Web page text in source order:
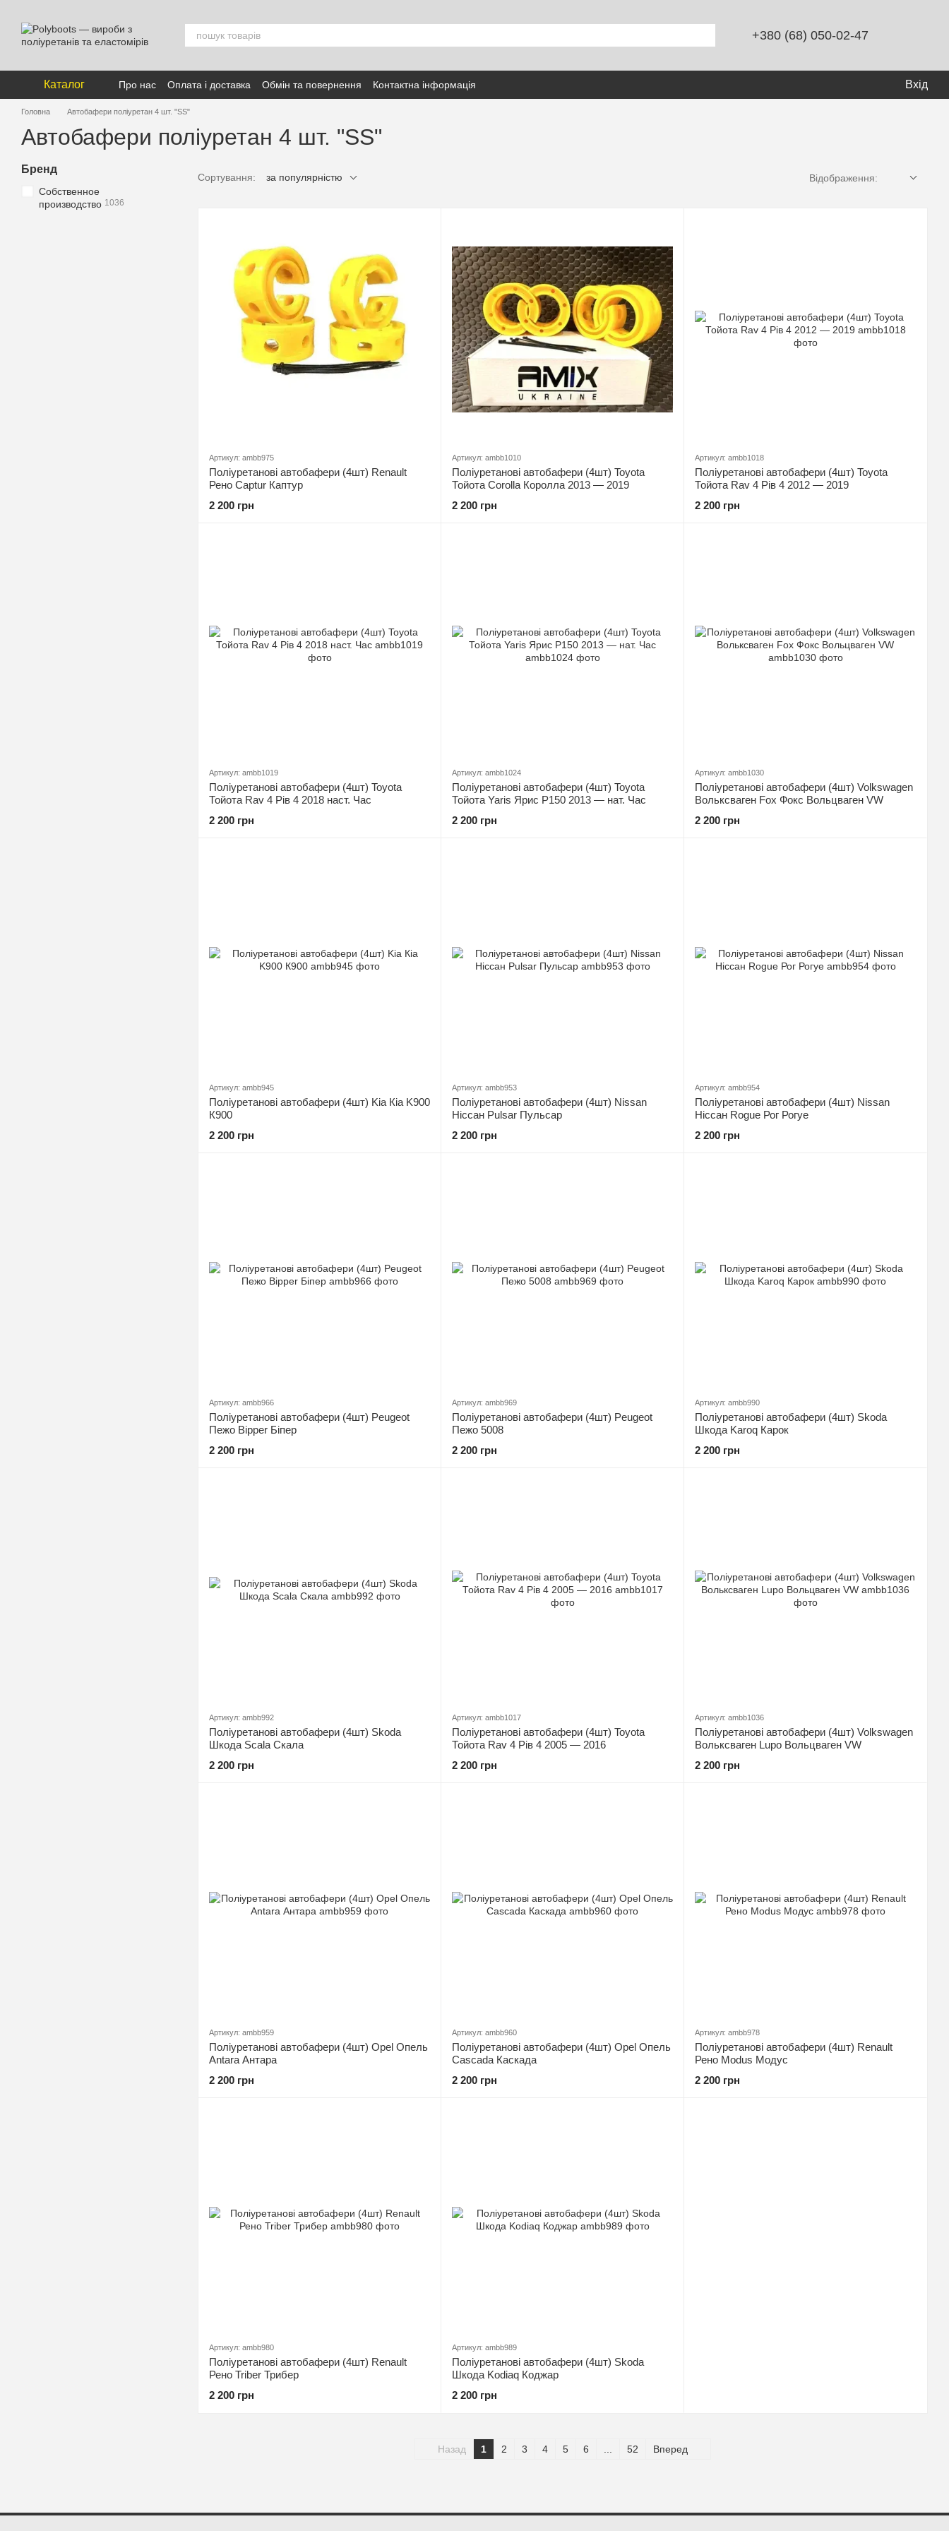
+380 (68) 050-02-47
Каталог Про нас Оплата і доставка Обмін та повернення Контактна інформація Вхід
Головна Автобафери поліуретан 4 шт. "SS"
Автобафери поліуретан 4 шт. "SS"
Сортування: за популярністю Відображення:
Артикул: ambb975
Поліуретанові автобафери (4шт) Renault
Рено Captur Каптур
2 200 грн
Артикул: ambb1010
Поліуретанові автобафери (4шт) Toyota
Тойота Corolla Королла 2013 — 2019
2 200 грн
Артикул: ambb1018
Поліуретанові автобафери (4шт) Toyota
Тойота Rav 4 Рів 4 2012 — 2019
2 200 грн
Артикул: ambb1019
Поліуретанові автобафери (4шт) Toyota
Тойота Rav 4 Рів 4 2018 наст. Час
2 200 грн
Артикул: ambb1024
Поліуретанові автобафери (4шт) Toyota
Тойота Yaris Ярис P150 2013 — нат. Час
2 200 грн
Артикул: ambb1030
Поліуретанові автобафери (4шт) Volkswagen
Вольксваген Fox Фокс Вольцваген VW
2 200 грн
Артикул: ambb945
Поліуретанові автобафери (4шт) Kia Кіа K900
К900
2 200 грн
Артикул: ambb953
Поліуретанові автобафери (4шт) Nissan
Ніссан Pulsar Пульсар
2 200 грн
Артикул: ambb954
Поліуретанові автобафери (4шт) Nissan
Ніссан Rogue Рог Рогуе
2 200 грн
Артикул: ambb966
Поліуретанові автобафери (4шт) Peugeot
Пежо Bipper Біпер
2 200 грн
Артикул: ambb969
Поліуретанові автобафери (4шт) Peugeot
Пежо 5008
2 200 грн
Артикул: ambb990
Поліуретанові автобафери (4шт) Skoda
Шкода Karoq Карок
2 200 грн
Артикул: ambb992
Поліуретанові автобафери (4шт) Skoda
Шкода Scala Скала
2 200 грн
Артикул: ambb1017
Поліуретанові автобафери (4шт) Toyota
Тойота Rav 4 Рів 4 2005 — 2016
2 200 грн
Артикул: ambb1036
Поліуретанові автобафери (4шт) Volkswagen
Вольксваген Lupo Вольцваген VW
2 200 грн
Артикул: ambb959
Поліуретанові автобафери (4шт) Opel Опель
Antara Антара
2 200 грн
Артикул: ambb960
Поліуретанові автобафери (4шт) Opel Опель
Cascada Каскада
2 200 грн
Артикул: ambb978
Поліуретанові автобафери (4шт) Renault
Рено Modus Модус
2 200 грн
Артикул: ambb980
Поліуретанові автобафери (4шт) Renault
Рено Triber Трибер
2 200 грн
Артикул: ambb989
Поліуретанові автобафери (4шт) Skoda
Шкода Kodiaq Коджар
2 200 грн
Назад 1 2 3 4 5 6 52 Вперед
Бренд
Собственное
производство 1036